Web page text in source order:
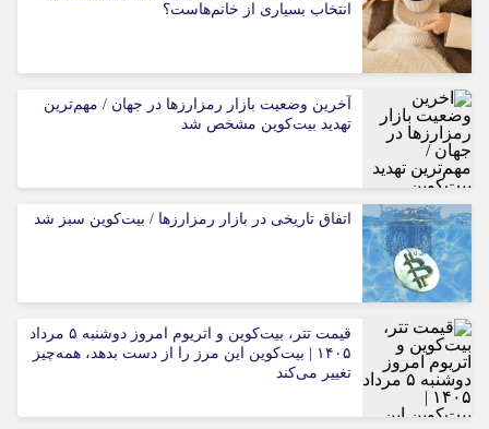
انتخاب بسیاری از خانم‌هاست؟
آخرین وضعیت بازار رمزارزها در جهان / مهم‌ترین
تهدید بیت‌کوین مشخص شد
اتفاق تاریخی در بازار رمزارزها / بیت‌کوین سبز شد
قیمت تتر، بیت‌کوین و اتریوم امروز دوشنبه ۵ مرداد
۱۴۰۵ | بیت‌کوین این مرز را از دست بدهد، همه‌چیز
تغییر می‌کند